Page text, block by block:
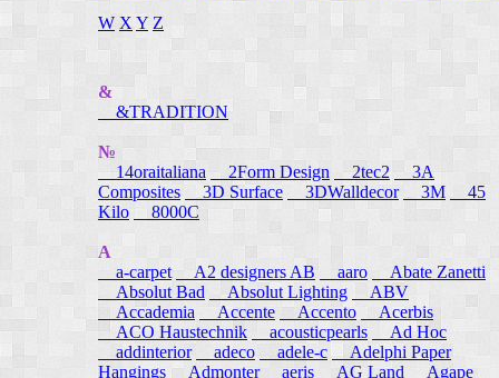
W X Y Z
&
&TRADITION
№
14oraitaliana
2Form Design 2tec2
3A
Composites
3D Surface 3DWalldecor 3M
45
Kilo
8000C
A
a-carpet
A2 designers AB aaro
Abate Zanetti
Absolut Bad
Absolut Lighting
ABV
Accademia
Accente Accento
Acerbis
ACO Haustechnik
acousticpearls
Ad Hoc
addinterior
adeco adele-c
Adelphi Paper
Hangings Admonter aeris AG Land Agape